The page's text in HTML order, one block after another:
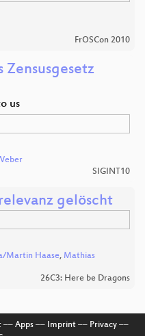
FrOSCon 2010
Zensusgesetz
us
SIGINT10
gelöscht
Martin Haase, Mathias
26C3: Here be Dragons
–– Apps–– Imprint–– Privacy––